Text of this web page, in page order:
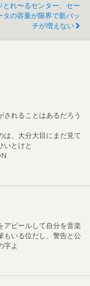
とれ〜るセンター、セー
タの容量が限界で新バッ
チが増えない
れることはあるだろう
は、大分大目にまだ見て
いとけと
アピールして自分を音楽
もいる位だし、警告と公
字よ